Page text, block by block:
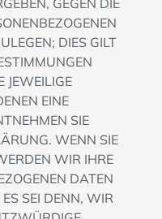
DIES GILT
JEWEILIGE
EINE
SIE
WENN SIE
WIR IHRE
DATEN
SEI DENN, WIR